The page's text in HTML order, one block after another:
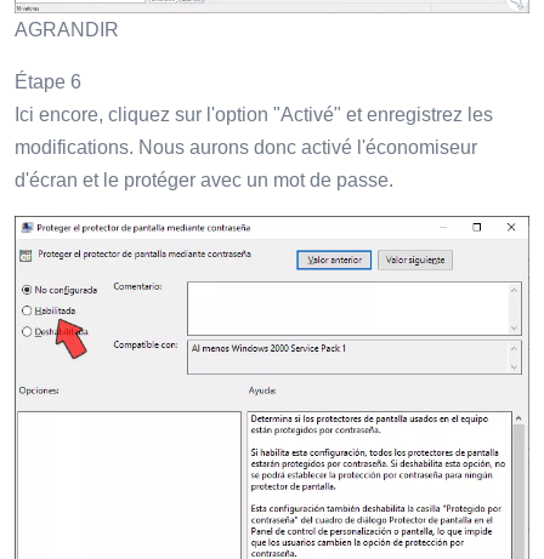
AGRANDIR
Étape 6
Ici encore, cliquez sur l'option "Activé" et enregistrez les
modifications. Nous aurons donc activé l'économiseur
d'écran et le protéger avec un mot de passe.